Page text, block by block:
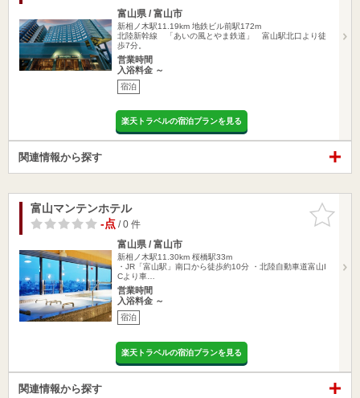
富山県 / 富山市
新相ノ木駅11.19km 地鉄ビル前駅172m
北陸新幹線 「あいの風とやま鉄道」 富山駅北口より徒
歩7分。
営業時間
入浴料金 ～
宿泊
楽天トラベルの宿泊プランを見る
関連情報から探す
お気に入
りに追加
富山マンテンホテル
-点/ 0 件
富山県 / 富山市
新相ノ木駅11.30km 桜橋駅33m
・JR「富山駅」南口から徒歩約10分 ・北陸自動車道富山I
Cより車…
営業時間
入浴料金 ～
宿泊
楽天トラベルの宿泊プランを見る
関連情報から探す